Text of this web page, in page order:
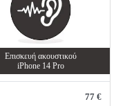
Επισκευή ακουστικού
iPhone 14 Pro
77 €